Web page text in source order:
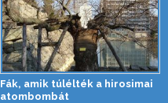
Fák, amik túlélték a hirosimai
atombombát